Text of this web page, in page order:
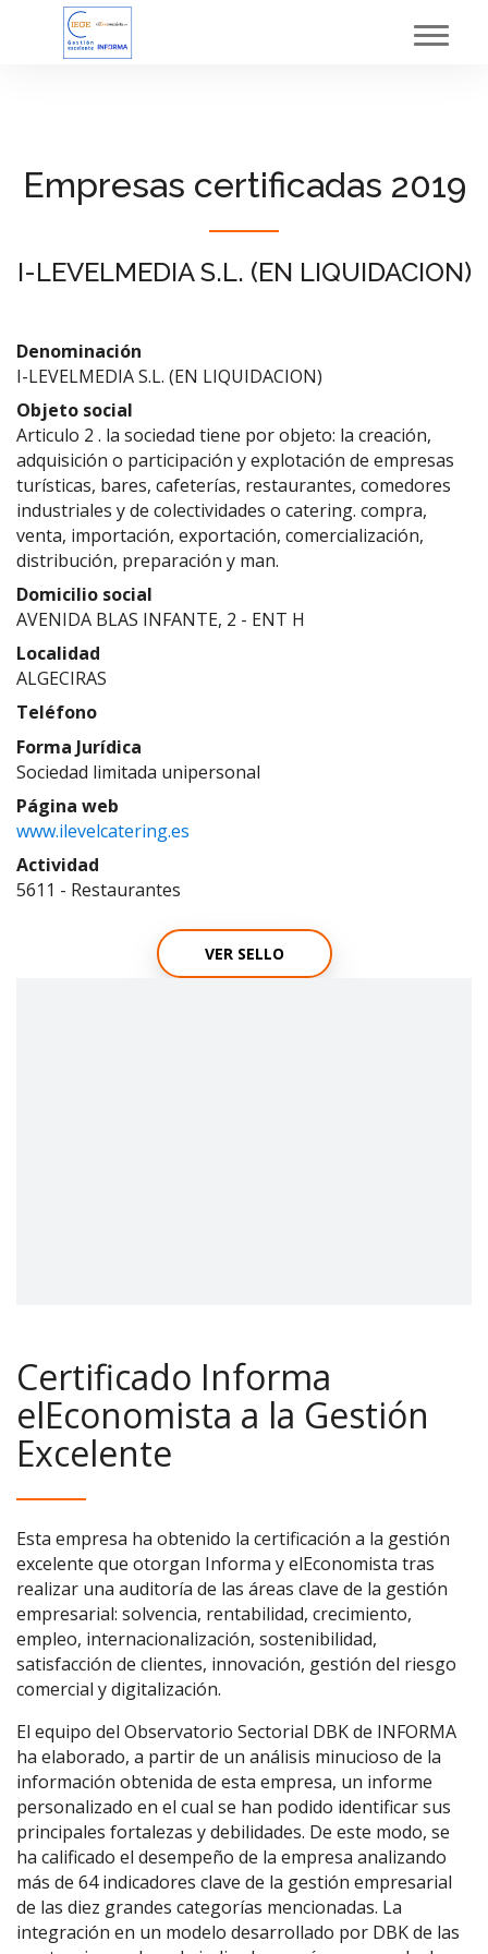
Empresas certificadas 2019
I-LEVELMEDIA S.L. (EN LIQUIDACION)
Denominación
I-LEVELMEDIA S.L. (EN LIQUIDACION)
Objeto social
Articulo 2 . la sociedad tiene por objeto: la creación,
adquisición o participación y explotación de empresas
turísticas, bares, cafeterías, restaurantes, comedores
industriales y de colectividades o catering. compra,
venta, importación, exportación, comercialización,
distribución, preparación y man.
Domicilio social
AVENIDA BLAS INFANTE, 2 - ENT H
Localidad
ALGECIRAS
Teléfono
Forma Jurídica
Sociedad limitada unipersonal
Página web
www.ilevelcatering.es
Actividad
5611 - Restaurantes
VER SELLO
Certificado Informa
elEconomista a la Gestión
Excelente
Esta empresa ha obtenido la certificación a la gestión
excelente que otorgan Informa y elEconomista tras
realizar una auditoría de las áreas clave de la gestión
empresarial: solvencia, rentabilidad, crecimiento,
empleo, internacionalización, sostenibilidad,
satisfacción de clientes, innovación, gestión del riesgo
comercial y digitalización.
El equipo del Observatorio Sectorial DBK de INFORMA
ha elaborado, a partir de un análisis minucioso de la
información obtenida de esta empresa, un informe
personalizado en el cual se han podido identificar sus
principales fortalezas y debilidades. De este modo, se
ha calificado el desempeño de la empresa analizando
más de 64 indicadores clave de la gestión empresarial
de las diez grandes categorías mencionadas. La
integración en un modelo desarrollado por DBK de las